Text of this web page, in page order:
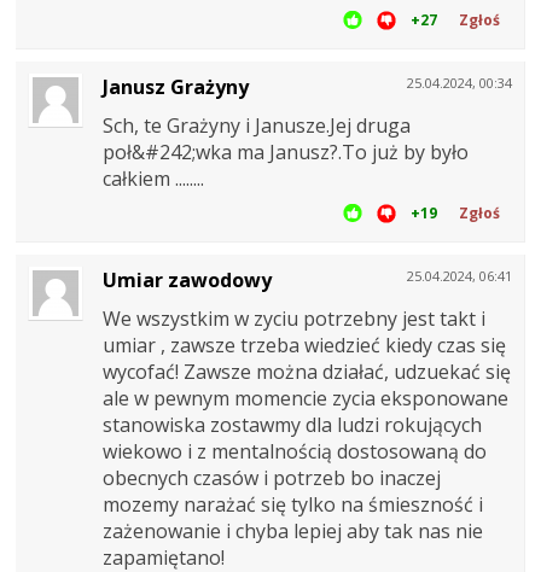
+27 Zgłoś
25.04.2024, 00:34
Janusz Grażyny
Sch, te Grażyny i Janusze.Jej druga
poł&#242;wka ma Janusz?.To już by było
całkiem ........
+19 Zgłoś
25.04.2024, 06:41
Umiar zawodowy
We wszystkim w zyciu potrzebny jest takt i
umiar , zawsze trzeba wiedzieć kiedy czas się
wycofać! Zawsze można działać, udzuekać się
ale w pewnym momencie zycia eksponowane
stanowiska zostawmy dla ludzi rokujących
wiekowo i z mentalnością dostosowaną do
obecnych czasów i potrzeb bo inaczej
mozemy narażać się tylko na śmieszność i
zażenowanie i chyba lepiej aby tak nas nie
zapamiętano!